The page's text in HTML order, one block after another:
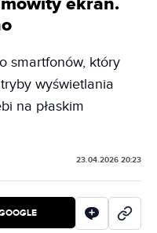
smartfonów, który
wyświetlania
na płaskim
23.04.2026 20:23